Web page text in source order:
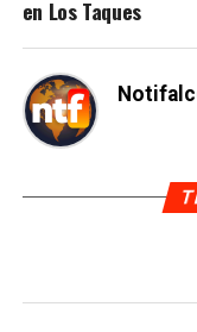
en Los Taques